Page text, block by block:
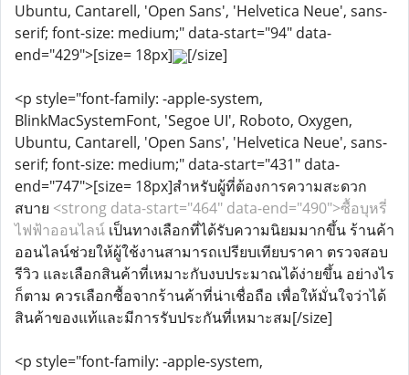
Ubuntu, Cantarell, 'Open Sans', 'Helvetica Neue', sans-
serif; font-size: medium;" data-start="94" data-
end="429">[size= 18px]
[/size]
<p style="font-family: -apple-system,
BlinkMacSystemFont, 'Segoe UI', Roboto, Oxygen,
Ubuntu, Cantarell, 'Open Sans', 'Helvetica Neue', sans-
serif; font-size: medium;" data-start="431" data-
end="747">[size= 18px]สำหรับผู้ที่ต้องการความสะดวก
สบาย <strong data-start="464" data-end="490">ซื้อบุหรี่
ไฟฟ้าออนไลน์ เป็นทางเลือกที่ได้รับความนิยมมากขึ้น ร้านค้า
ออนไลน์ช่วยให้ผู้ใช้งานสามารถเปรียบเทียบราคา ตรวจสอบ
รีวิว และเลือกสินค้าที่เหมาะกับงบประมาณได้ง่ายขึ้น อย่างไร
ก็ตาม ควรเลือกซื้อจากร้านค้าที่น่าเชื่อถือ เพื่อให้มั่นใจว่าได้
สินค้าของแท้และมีการรับประกันที่เหมาะสม[/size]
<p style="font-family: -apple-system,